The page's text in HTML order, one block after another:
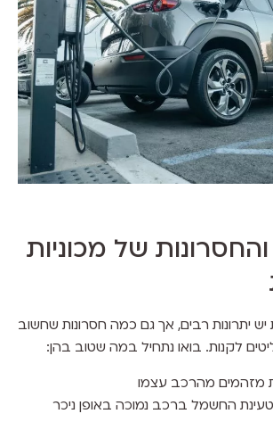
של מכוניות
יתרונות רבים, אך גם כמה חסרונות שחשוב
לקנות. בואו נתחיל במה שטוב בהן:
מהרכב עצמו
החשמל ברכב נמוכה באופן ניכר